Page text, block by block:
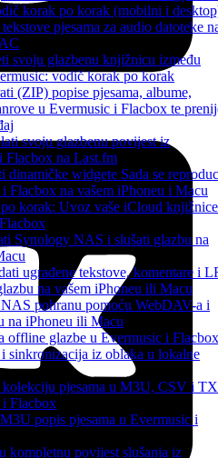
korak po korak (mobilni i
pjesama za audio datoteke
svoju glazbenu knjižnicu između
vodič korak po korak
(ZIP) popise pjesama, albume,
u Evermusic i Flacbox te
svoju glazbenu povijest iz
Flacbox na Last.fm
dinamičke widgete Sada se
Flacbox na vašem iPhoneu i Macu
korak: Uvoz vaše iCloud
Synology NAS i slušati glazbu na
ugrađene tekstove, komentare i
na vašem iPhoneu ili Macu
pohranu pomoću WebDAV-a i
na iPhoneu ili Macu
offline glazbe u Evermusic i
sinkronizacija iz oblaka u lokalne
pjesama u M3U, CSV i
i Flacbox
popis pjesama u Evermusic i
kompletnu povijest slušanja iz